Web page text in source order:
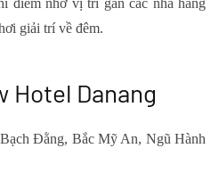
điểm nhờ vị trí gần các nhà hàng
giải trí về đêm.
Hotel Danang
Đằng, Bắc Mỹ An, Ngũ Hành